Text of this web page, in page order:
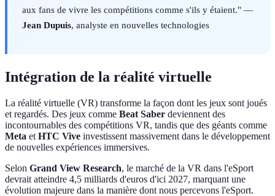
aux fans de vivre les compétitions comme s'ils y étaient." —
Jean Dupuis, analyste en nouvelles technologies
Intégration de la réalité virtuelle
La réalité virtuelle (VR) transforme la façon dont les jeux sont joués
et regardés. Des jeux comme Beat Saber deviennent des
incontournables des compétitions VR, tandis que des géants comme
Meta et HTC Vive investissent massivement dans le développement
de nouvelles expériences immersives.
Selon Grand View Research, le marché de la VR dans l'eSport
devrait atteindre 4,5 milliards d'euros d'ici 2027, marquant une
évolution majeure dans la manière dont nous percevons l'eSport.